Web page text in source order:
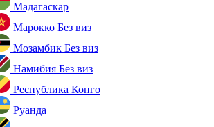
Мадагаскар
Марокко Без виз
Мозамбик Без виз
Намибия Без виз
Республика Конго
Руанда